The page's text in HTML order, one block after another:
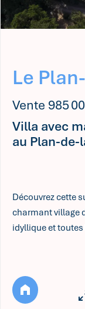
Le
Vente 985
Villa avec
au Plan-de-
Découvrez cette
charmant village
idyllique et
et amis. Vous